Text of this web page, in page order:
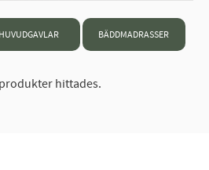
HUVUDGAVLAR BÄDDMADRASSER
hittades.